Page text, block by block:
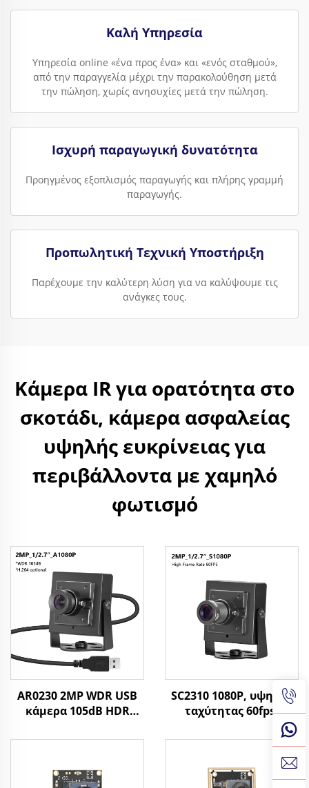
Καλή Υπηρεσία
Υπηρεσία online «ένα προς ένα» και «ενός σταθμού»,
από την παραγγελία μέχρι την παρακολούθηση μετά
την πώληση, χωρίς ανησυχίες μετά την πώληση.
Ισχυρή παραγωγική δυνατότητα
Προηγμένος εξοπλισμός παραγωγής και πλήρης γραμμή
παραγωγής.
Προπωλητική Τεχνική Υποστήριξη
Παρέχουμε την καλύτερη λύση για να καλύψουμε τις
ανάγκες τους.
Κάμερα IR για ορατότητα στο
σκοτάδι, κάμερα ασφαλείας
υψηλής ευκρίνειας για
περιβάλλοντα με χαμηλό
φωτισμό
AR0230 2MP WDR USB
κάμερα 105dB HDR
υψηλής ταχύτητας
για UAVs/Οχήματα
SC2310 1080P, υψηλής
ταχύτητας 60fps,
ιστοκάμερα USB, 2MP,
UVC, OTG, plug and
play, μικρή HD κάμερα